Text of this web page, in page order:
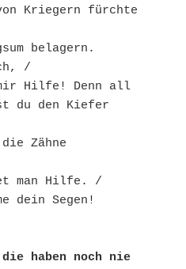
Kriegern fürchte
belagern.
/
Hilfe! Denn all
du den Kiefer
Zähne
man Hilfe. /
dein Segen!
haben noch nie